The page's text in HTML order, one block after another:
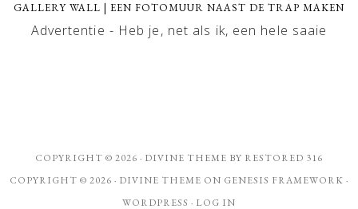
GALLERY WALL | EEN FOTOMUUR NAAST DE TRAP MAKEN
Advertentie - Heb je, net als ik, een hele saaie
COPYRIGHT © 2026 · DIVINE THEME BY RESTORED 316
COPYRIGHT © 2026 · DIVINE THEME ON GENESIS FRAMEWORK ·
WORDPRESS · LOG IN